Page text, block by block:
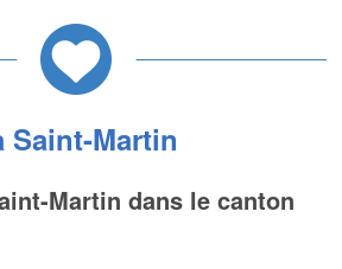
Saint-Martin
Martin dans le canton